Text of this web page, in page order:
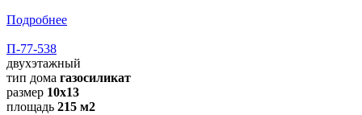
Подробнее
П-77-538
двухэтажный
тип дома газосиликат
размер 10х13
площадь 215 м2